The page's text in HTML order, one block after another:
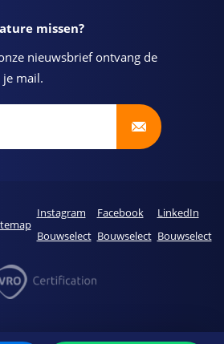
missen?
nieuwsbrief ontvang de
je mail.
nieuwsbrief
Instagram
Bouwselect
Facebook
Bouwselect
LinkedIn
Bouwselect